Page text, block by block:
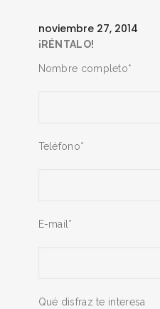
noviembre 27, 2014
¡RÉNTALO!
Nombre completo*
Teléfono*
E-mail*
Qué disfraz te interesa